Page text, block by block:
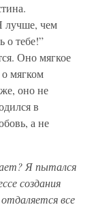
лучше, чем
о тебе!”
Оно мягкое
мягком
оно не
в
а не
Я пытался
создания
все